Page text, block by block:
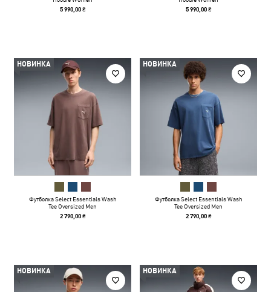
5 990,00 ₴ 5 990,00 ₴
НОВИНКА
Футболка Select Essentials Wash
Tee Oversized Men
2 790,00 ₴
НОВИНКА
Футболка Select Essentials Wash
Tee Oversized Men
2 790,00 ₴
НОВИНКА НОВИНКА